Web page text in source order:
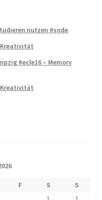
nutzen #snde
Kreativität
#ecle16 – Memory
Kreativität
F S
S